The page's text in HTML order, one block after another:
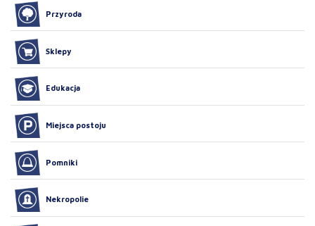
Przyroda
Sklepy
Edukacja
Miejsca postoju
Pomniki
Nekropolie